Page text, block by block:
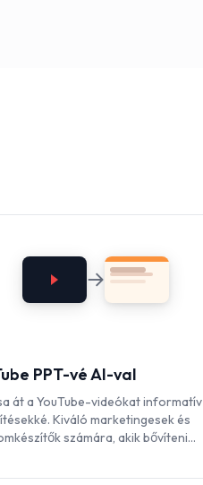
PPT-vé AI-val
át a YouTube-videókat informatív
Kiváló marketingesek és
számára, akik bővíteni